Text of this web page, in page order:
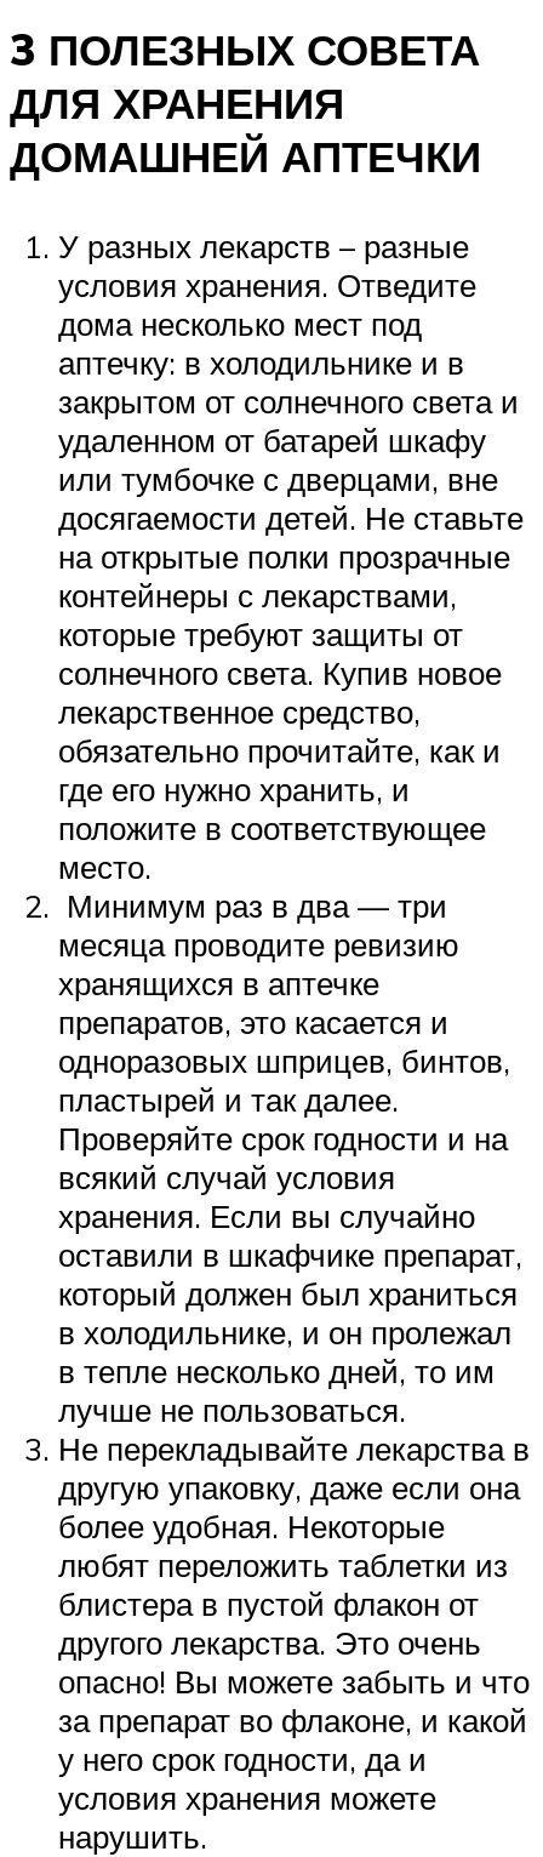
3 ПОЛЕЗНЫХ СОВЕТА
ДЛЯ ХРАНЕНИЯ
ДОМАШНЕЙ АПТЕЧКИ
У разных лекарств – разные
условия хранения. Отведите
дома несколько мест под
аптечку: в холодильнике и в
закрытом от солнечного света и
удаленном от батарей шкафу
или тумбочке с дверцами, вне
досягаемости детей. Не ставьте
на открытые полки прозрачные
контейнеры с лекарствами,
которые требуют защиты от
солнечного света. Купив новое
лекарственное средство,
обязательно прочитайте, как и
где его нужно хранить, и
положите в соответствующее
место.
Минимум раз в два — три
месяца проводите ревизию
хранящихся в аптечке
препаратов, это касается и
одноразовых шприцев, бинтов,
пластырей и так далее.
Проверяйте срок годности и на
всякий случай условия
хранения. Если вы случайно
оставили в шкафчике препарат,
который должен был храниться
в холодильнике, и он пролежал
в тепле несколько дней, то им
лучше не пользоваться.
Не перекладывайте лекарства в
другую упаковку, даже если она
более удобная. Некоторые
любят переложить таблетки из
блистера в пустой флакон от
другого лекарства. Это очень
опасно! Вы можете забыть и что
за препарат во флаконе, и какой
у него срок годности, да и
условия хранения можете
нарушить.